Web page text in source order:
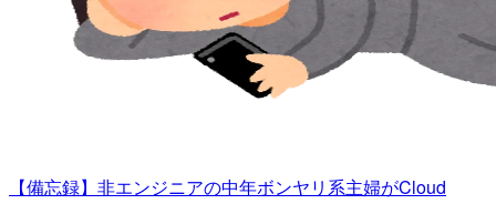
【備忘録】非エンジニアの中年ボンヤリ系主婦がCloud